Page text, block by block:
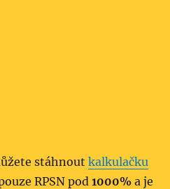
stáhnout kalkulačku
RPSN pod 1000%a je